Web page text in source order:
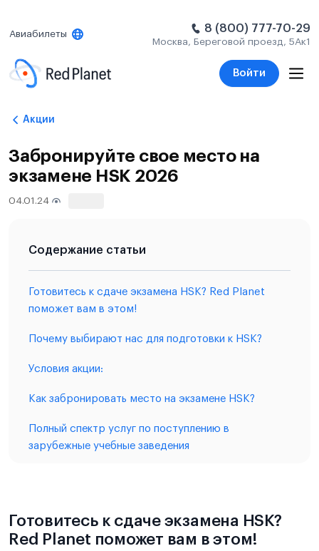
Авиабилеты 8 (800) 777-70-29
Москва, Береговой проезд, 5Ак1
Войти
Акции
Забронируйте свое место на
экзамене HSK 2026
04.01.24
Содержание статьи
Готовитесь к сдаче экзамена HSK? Red Planet
поможет вам в этом!
Почему выбирают нас для подготовки к HSK?
Условия акции:
Как забронировать место на экзамене HSK?
Полный спектр услуг по поступлению в
зарубежные учебные заведения
Готовитесь к сдаче экзамена HSK?
Red Planet поможет вам в этом!